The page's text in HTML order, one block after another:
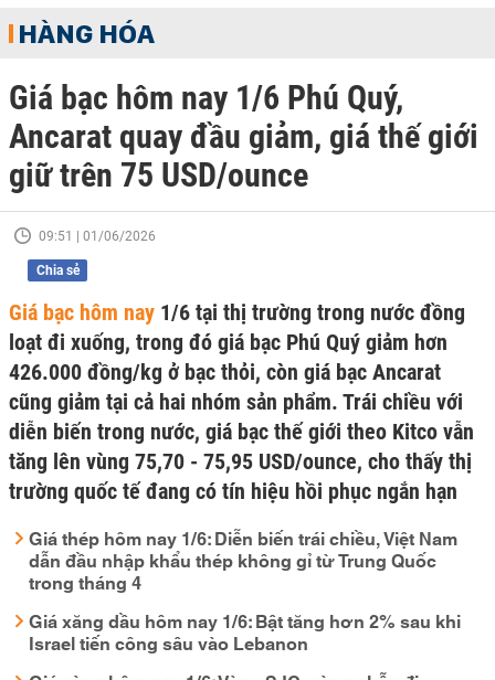
HÀNG HÓA
Giá bạc hôm nay 1/6 Phú Quý,
Ancarat quay đầu giảm, giá thế giới
giữ trên 75 USD/ounce
09:51 | 01/06/2026
Chia sẻ
Giá bạc hôm nay 1/6 tại thị trường trong nước đồng
loạt đi xuống, trong đó giá bạc Phú Quý giảm hơn
426.000 đồng/kg ở bạc thỏi, còn giá bạc Ancarat
cũng giảm tại cả hai nhóm sản phẩm. Trái chiều với
diễn biến trong nước, giá bạc thế giới theo Kitco vẫn
tăng lên vùng 75,70 - 75,95 USD/ounce, cho thấy thị
trường quốc tế đang có tín hiệu hồi phục ngắn hạn
Giá thép hôm nay 1/6: Diễn biến trái chiều, Việt Nam
dẫn đầu nhập khẩu thép không gỉ từ Trung Quốc
trong tháng 4
Giá xăng dầu hôm nay 1/6: Bật tăng hơn 2% sau khi
Israel tiến công sâu vào Lebanon